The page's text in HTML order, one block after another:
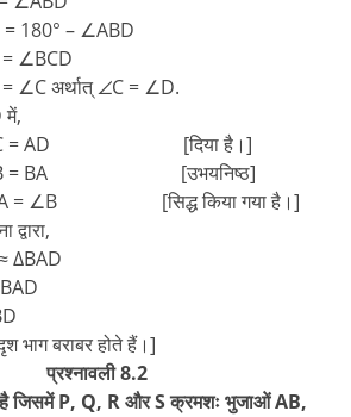
– ∠ABD
∠C = ∠D.
में,
[दिया है।]
[उभयनिष्ठ]
किया गया है।]
भाग बराबर होते हैं।]
प्रश्नावली 8.2
जिसमें P, Q, R और S क्रमशः भुजाओं AB,